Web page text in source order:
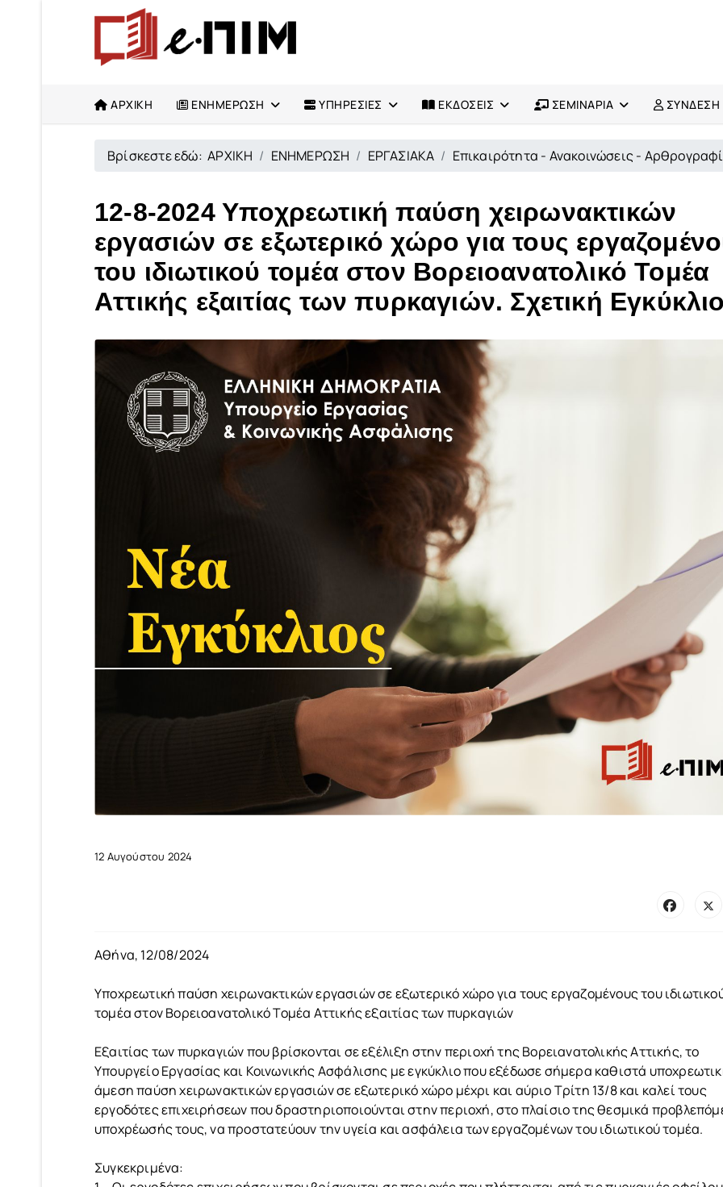
ΑΡΧΙΚΗ ΕΝΗΜΕΡΩΣΗ ΥΠΗΡΕΣΙΕΣ ΕΚΔΟΣΕΙΣ ΣΕΜΙΝΑΡΙΑ ΣΥΝΔΕΣΗ
Βρίσκεστε εδώ:ΑΡΧΙΚΗ ΕΝΗΜΕΡΩΣΗ ΕΡΓΑΣΙΑΚΑ Επικαιρότητα - Ανακοινώσεις -
12-8-2024 Υποχρεωτική παύση χειρωνακτικών
εργασιών σε εξωτερικό χώρο για τους
του ιδιωτικού τομέα στον Βορειοανατολικό Τομέα
Αττικής εξαιτίας των πυρκαγιών. Σχετική
12 Αυγούστου 2024
Αθήνα, 12/08/2024
Υποχρεωτική παύση χειρωνακτικών εργασιών σε εξωτερικό χώρο για τους εργαζομένους του
τομέα στον Βορειοανατολικό Τομέα Αττικής εξαιτίας των πυρκαγιών
Εξαιτίας των πυρκαγιών που βρίσκονται σε εξέλιξη στην περιοχή της Βορειανατολικής Αττικής, το
Υπουργείο Εργασίας και Κοινωνικής Ασφάλισης με εγκύκλιο που εξέδωσε σήμερα καθιστά
άμεση παύση χειρωνακτικών εργασιών σε εξωτερικό χώρο μέχρι και αύριο Τρίτη 13/8 και καλεί τους
εργοδότες επιχειρήσεων που δραστηριοποιούνται στην περιοχή, στο πλαίσιο της θεσμικά
υποχρέωσής τους, να προστατεύουν την υγεία και ασφάλεια των εργαζομένων του ιδιωτικού τομέα.
Συγκεκριμένα: